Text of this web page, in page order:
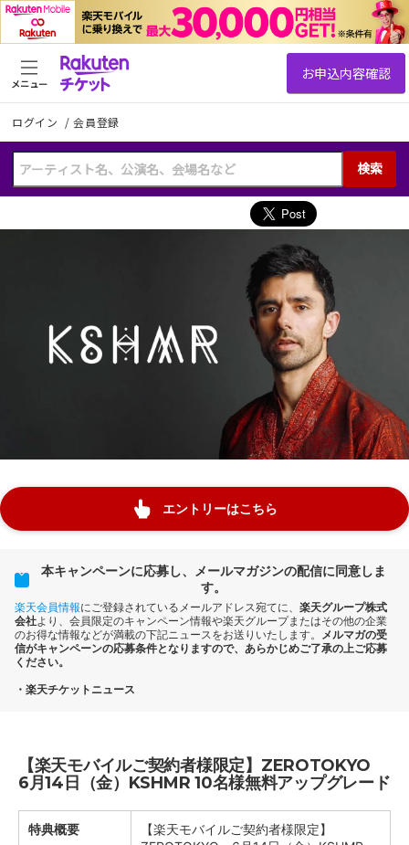
ログイン /会員登録
検索
メニュー
エントリーはこちら
本キャンペーンに応募し、メールマガジンの配信に同意しま
す。
楽天会員情報にご登録されているメールアドレス宛てに、 楽天グループ株式
会社より、会員限定のキャンペーン情報や楽天グループまたはその他の企業
のお得な情報などが満載の下記ニュースをお送りいたします。 メルマガの受
信がキャンペーンの応募条件となりますので、あらかじめご了承の上ご応募
ください。
・楽天チケットニュース
【楽天モバイルご契約者様限定】ZEROTOKYO
6月14日（金）KSHMR 10名様無料アップグレード
特典概要
【楽天モバイルご契約者様限定】